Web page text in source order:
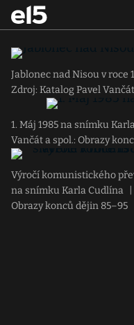
Jablonec nad Nisou v roce
Zdroj: Katalog Pavel
1. Máj 1985 na snímku
Vančát a spol.: Obrazy
Výročí komunistického
na snímku Karla Cudlína
Obrazy konců dějin 85–95